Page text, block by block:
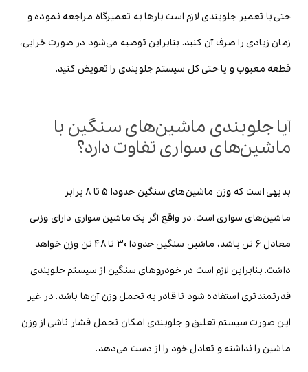
حتی با تعمیر جلوبندی لازم است بارها به تعمیرگاه مراجعه نموده و
زمان زیادی را صرف آن کنید. بنابراین توصیه می‌شود در صورت خرابی،
قطعه معیوب و یا حتی کل سیستم جلوبندی را تعویض کنید.
آیا جلوبندی ماشین‌های سنگین با
ماشین‌های سواری تفاوت دارد؟
بدیهی است که وزن ماشین‌های سنگین حدودا 5 تا 8 برابر
ماشین‌های سواری است. در واقع اگر یک ماشین سواری دارای وزنی
معادل 6 تن باشد، ماشین سنگین حدودا 30 تا 48 تن وزن خواهد
داشت. بنابراین لازم است در خودروهای سنگین از سیستم جلوبندی
قدرتمندتری استفاده شود تا قادر به تحمل وزن آن‌ها باشد. در غیر
این صورت سیستم تعلیق و جلوبندی امکان تحمل فشار ناشی از وزن
ماشین را نداشته و تعادل خود را از دست می‌دهد.